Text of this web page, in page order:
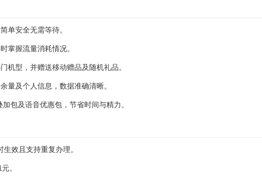
单安全无需等待。
掌握流量消耗情况。
机型，并赠送移动赠品及随机礼品。
量及个人信息，数据准确清晰。
包及语音优惠包，节省时间与精力。
效且支持重复办理。
。